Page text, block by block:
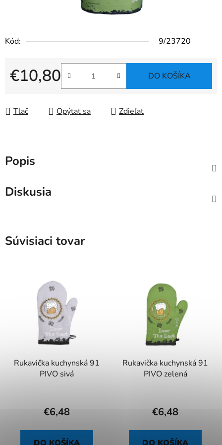
Kód: 9/23720
€10,80
Jednotková cena:
DO KOŠÍKA
Tlač Opýtať sa Zdieľať
Popis
Diskusia
Súvisiaci tovar
Rukavička kuchynská 91
PIVO sivá
€6,48
Rukavička kuchynská 91
PIVO zelená
€6,48